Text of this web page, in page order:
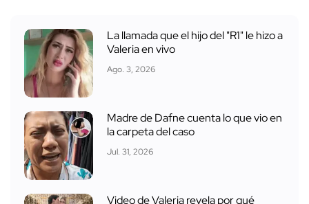
La llamada que el hijo del "R1" le hizo a
Valeria en vivo
Ago. 3, 2026
Madre de Dafne cuenta lo que vio en
la carpeta del caso
Jul. 31, 2026
Video de Valeria revela por qué